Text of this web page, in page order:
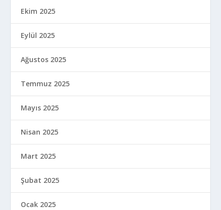
Ekim 2025
Eylül 2025
Ağustos 2025
Temmuz 2025
Mayıs 2025
Nisan 2025
Mart 2025
Şubat 2025
Ocak 2025